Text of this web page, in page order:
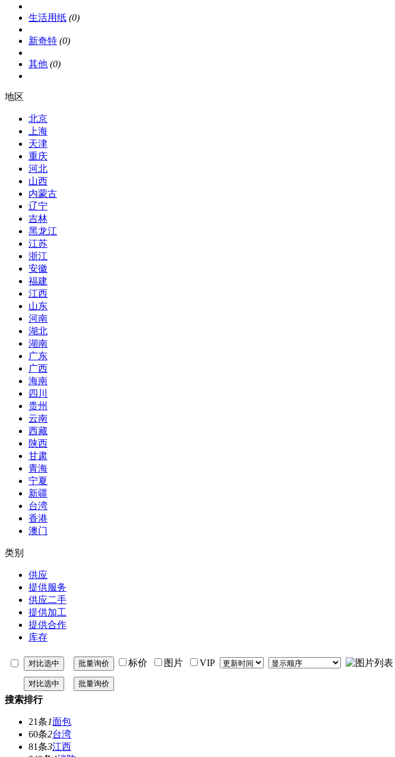
生活用纸 (0)
新奇特 (0)
其他 (0)
地区
北京
上海
天津
重庆
河北
山西
内蒙古
辽宁
吉林
黑龙江
江苏
浙江
安徽
福建
江西
山东
河南
湖北
湖南
广东
广西
海南
四川
贵州
云南
西藏
陕西
甘肃
青海
宁夏
新疆
台湾
香港
澳门
类别
供应
提供服务
供应二手
提供加工
提供合作
库存
标价 图片 VIP
搜索排行
21条1面包
60条2台湾
81条3江西